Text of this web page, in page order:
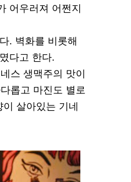
어우러져 어쩐지
. 벽화를 비롯해
다고 한다.
스 생맥주의 맛이
롭고 마진도 별로
살아있는 기네